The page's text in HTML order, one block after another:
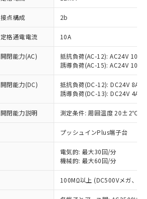
接点構成 2b
定格通電電流 10A
開閉能力(AC)
抵抗負荷(AC-12): AC24V 10A/
誘導負荷(AC-15): AC24V
開閉能力(DC)
抵抗負荷(DC-12): DC24V 8A/
誘導負荷(DC-13): DC24V 4A/
開閉能力説明 測定条件: 周囲温度 20±2℃、
プッシュインPlus端子台
電気的: 最大30回/分
機械的: 最大60回/分
100MΩ以上 (DC500Vメガ、点
をお読みいただき、同意のうえ
ビスは、当社制御機器事業取扱
当社在庫状況および標準価格
)を提供させていただくもので
ビスの対象外となる商品もある
ご了承ください。
況および標準価格照会結果は、
ている更新日時点での社内デー
づき作成されるものであり、閲
た時点での実際の在庫および標
RoHS指令（10物質）の非含
た製品に切り替える予定のある
し：EU RoHS指令（10物質）の
対応の商品で、対応品を出す予
中：EU RoHS指令（10物質）の
応状況を調査中または確認中の
ライセンス料など無形物で、有
と関係のない商品です。
情により、非含有部品として
、含有品と判明した場合などや
することがあります。
以下、 水銀(Hg) 1000ppm以下、 カド
1000ppm以下、ポリ臭化ビフェニル
表
均質材料含有率が中国RoHSの
であることを示します。
均質材料含有率が中国RoHSの
えていることを示します。
認です。当社販売部門へお問
質の基準値 (GB/T26572)：
、 Hg(水銀) : 1000ppm、 Cd(カドミウ
、これら貴社製品のうち、外国
よび外国貿易法に定める商品
｢規制貨物等」という）を輸出
国外への提供する場合は、日本
の輸出許可(または役務取引許
取得するなどの必要な手続きを